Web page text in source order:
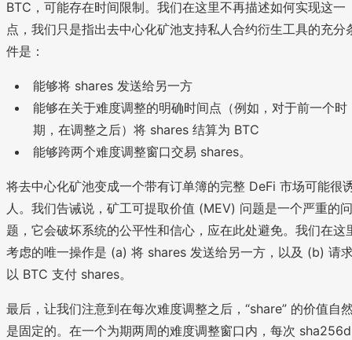
BTC，可能存在时间限制。我们在这里不再描述如何实现这一
点，我们只是指出去中心化矿池支持私人合约衍生工具的充分
件是：
能够将 shares 发送给另一方
能够在关于难度调整的明确时间点（例如，对于前一个时
期，在调整之后）将 shares 结算为 BTC
能够跨两个难度调整窗口交易 shares。
将去中心化矿池变成一个带有订单簿的完整 DeFi 市场可能很
人。我们告诫说，矿工可提取价值 (MEV) 问题是一个严重的问
题，它会破坏系统的公平性和信心，应在此处避免。我们在这
考虑的唯一操作是 (a) 将 shares 发送给另一方，以及 (b) 请
以 BTC 支付 shares。
最后，让我们注意到在每次难度调整之后，“share” 的价值自
是固定的。在一个为期两周的难度调整窗口内，每次 sha256d